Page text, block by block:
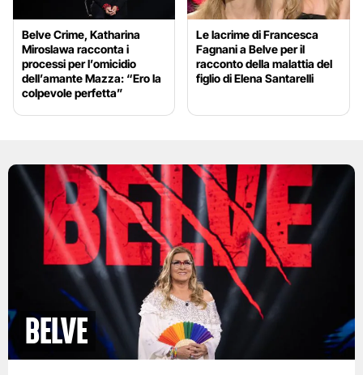
Belve Crime, Katharina
Miroslawa racconta i
processi per l’omicidio
dell’amante Mazza: “Ero la
colpevole perfetta”
Le lacrime di Francesca
Fagnani a Belve per il
racconto della malattia del
figlio di Elena Santarelli
BELVE